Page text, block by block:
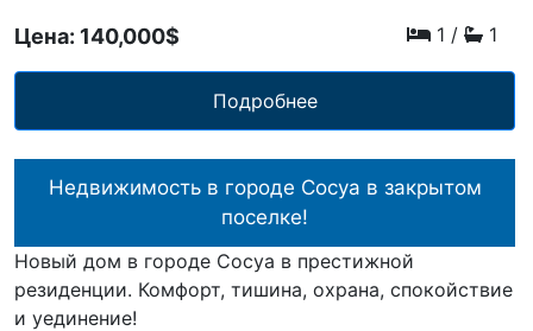
1 / 1
Цена: 140,000$
Подробнее
Недвижимость в городе Сосуа в закрытом
поселке!
Новый дом в городе Сосуа в престижной
резиденции. Комфорт, тишина, охрана, спокойствие
и уединение!